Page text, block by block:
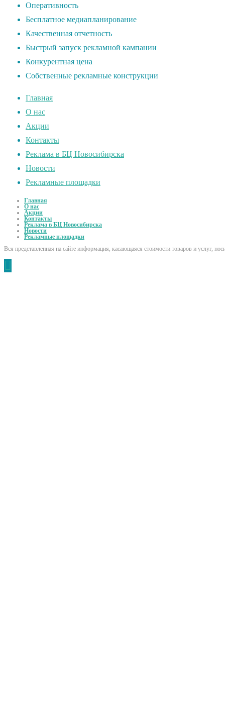
Оперативность
Бесплатное медиапланирование
Качественная отчетность
Быстрый запуск рекламной кампании
Конкурентная цена
Собственные рекламные конструкции
Главная
О нас
Акции
Контакты
Реклама в БЦ Новосибирска
Новости
Рекламные площадки
Главная
О нас
Акции
Контакты
Реклама в БЦ Новосибирска
Новости
Рекламные площадки
Вся представленная на сайте информация, касающаяся стоимости товаров и услуг,